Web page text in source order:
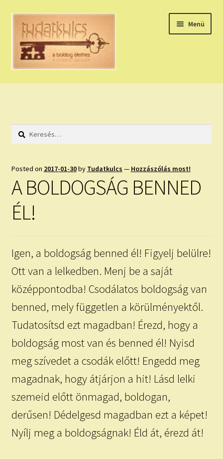
Ugrás
navigációhoz
Kilépés
tartalomba
Menü
HÚZZ EGY KÁRTYÁT!
HOLDNAPTÁR
NAPI ASZTROLÓGIA
KÉRJ EGY MEGERŐSÍTÉST!
child
ÍRJ NEKEM!
IRATKOZZ FEL A VIDEÓ CSATORNÁNKRA!
TAROT ELEMZÉS MEGRENDELÉSE LIMITÁLT!
Keresés:
Posted on 2017-01-30by Tudatkulcs — Hozzászólás most!
A BOLDOGSÁG BENNED
ÉL!
Igen, a boldogság benned él! Figyelj belülre!
Ott van a lelkedben. Menj be a saját
középpontodba! Csodálatos boldogság van
benned, mely független a körülményektől.
Tudatosítsd ezt magadban! Érezd, hogy a
boldogság most van és benned él! Nyisd
meg szívedet a csodák előtt! Engedd meg
magadnak, hogy átjárjon a hit! Lásd lelki
szemeid előtt önmagad, boldogan,
derűsen! Dédelgesd magadban ezt a képet!
Nyílj meg a boldogságnak! Éld át, érezd át!